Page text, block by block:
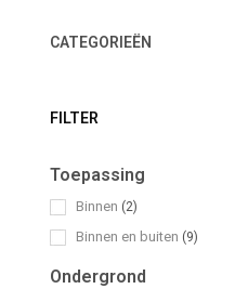
CATEGORIEËN
FILTER
Toepassing
Binnen (2)
Binnen en buiten (9)
Ondergrond